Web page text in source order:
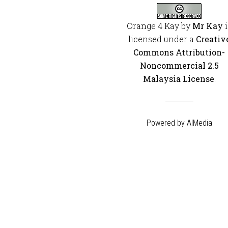
Orange 4 Kayby Mr Kay
licensed under a
Commons Attribution-
Noncommercial 2.5
Malaysia License
Powered by AIMedia